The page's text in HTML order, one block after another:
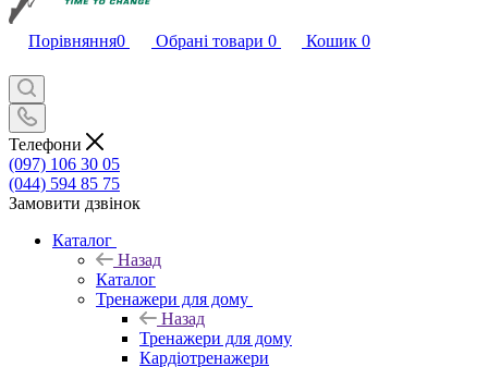
Порівняння0 Обрані товари 0 Кошик 0
Телефони
(097) 106 30 05
(044) 594 85 75
Замовити дзвінок
Каталог
Назад
Каталог
Тренажери для дому
Назад
Тренажери для дому
Кардіотренажери